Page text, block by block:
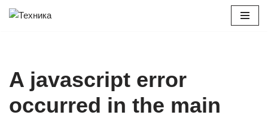
A javascript error
occurred in the main